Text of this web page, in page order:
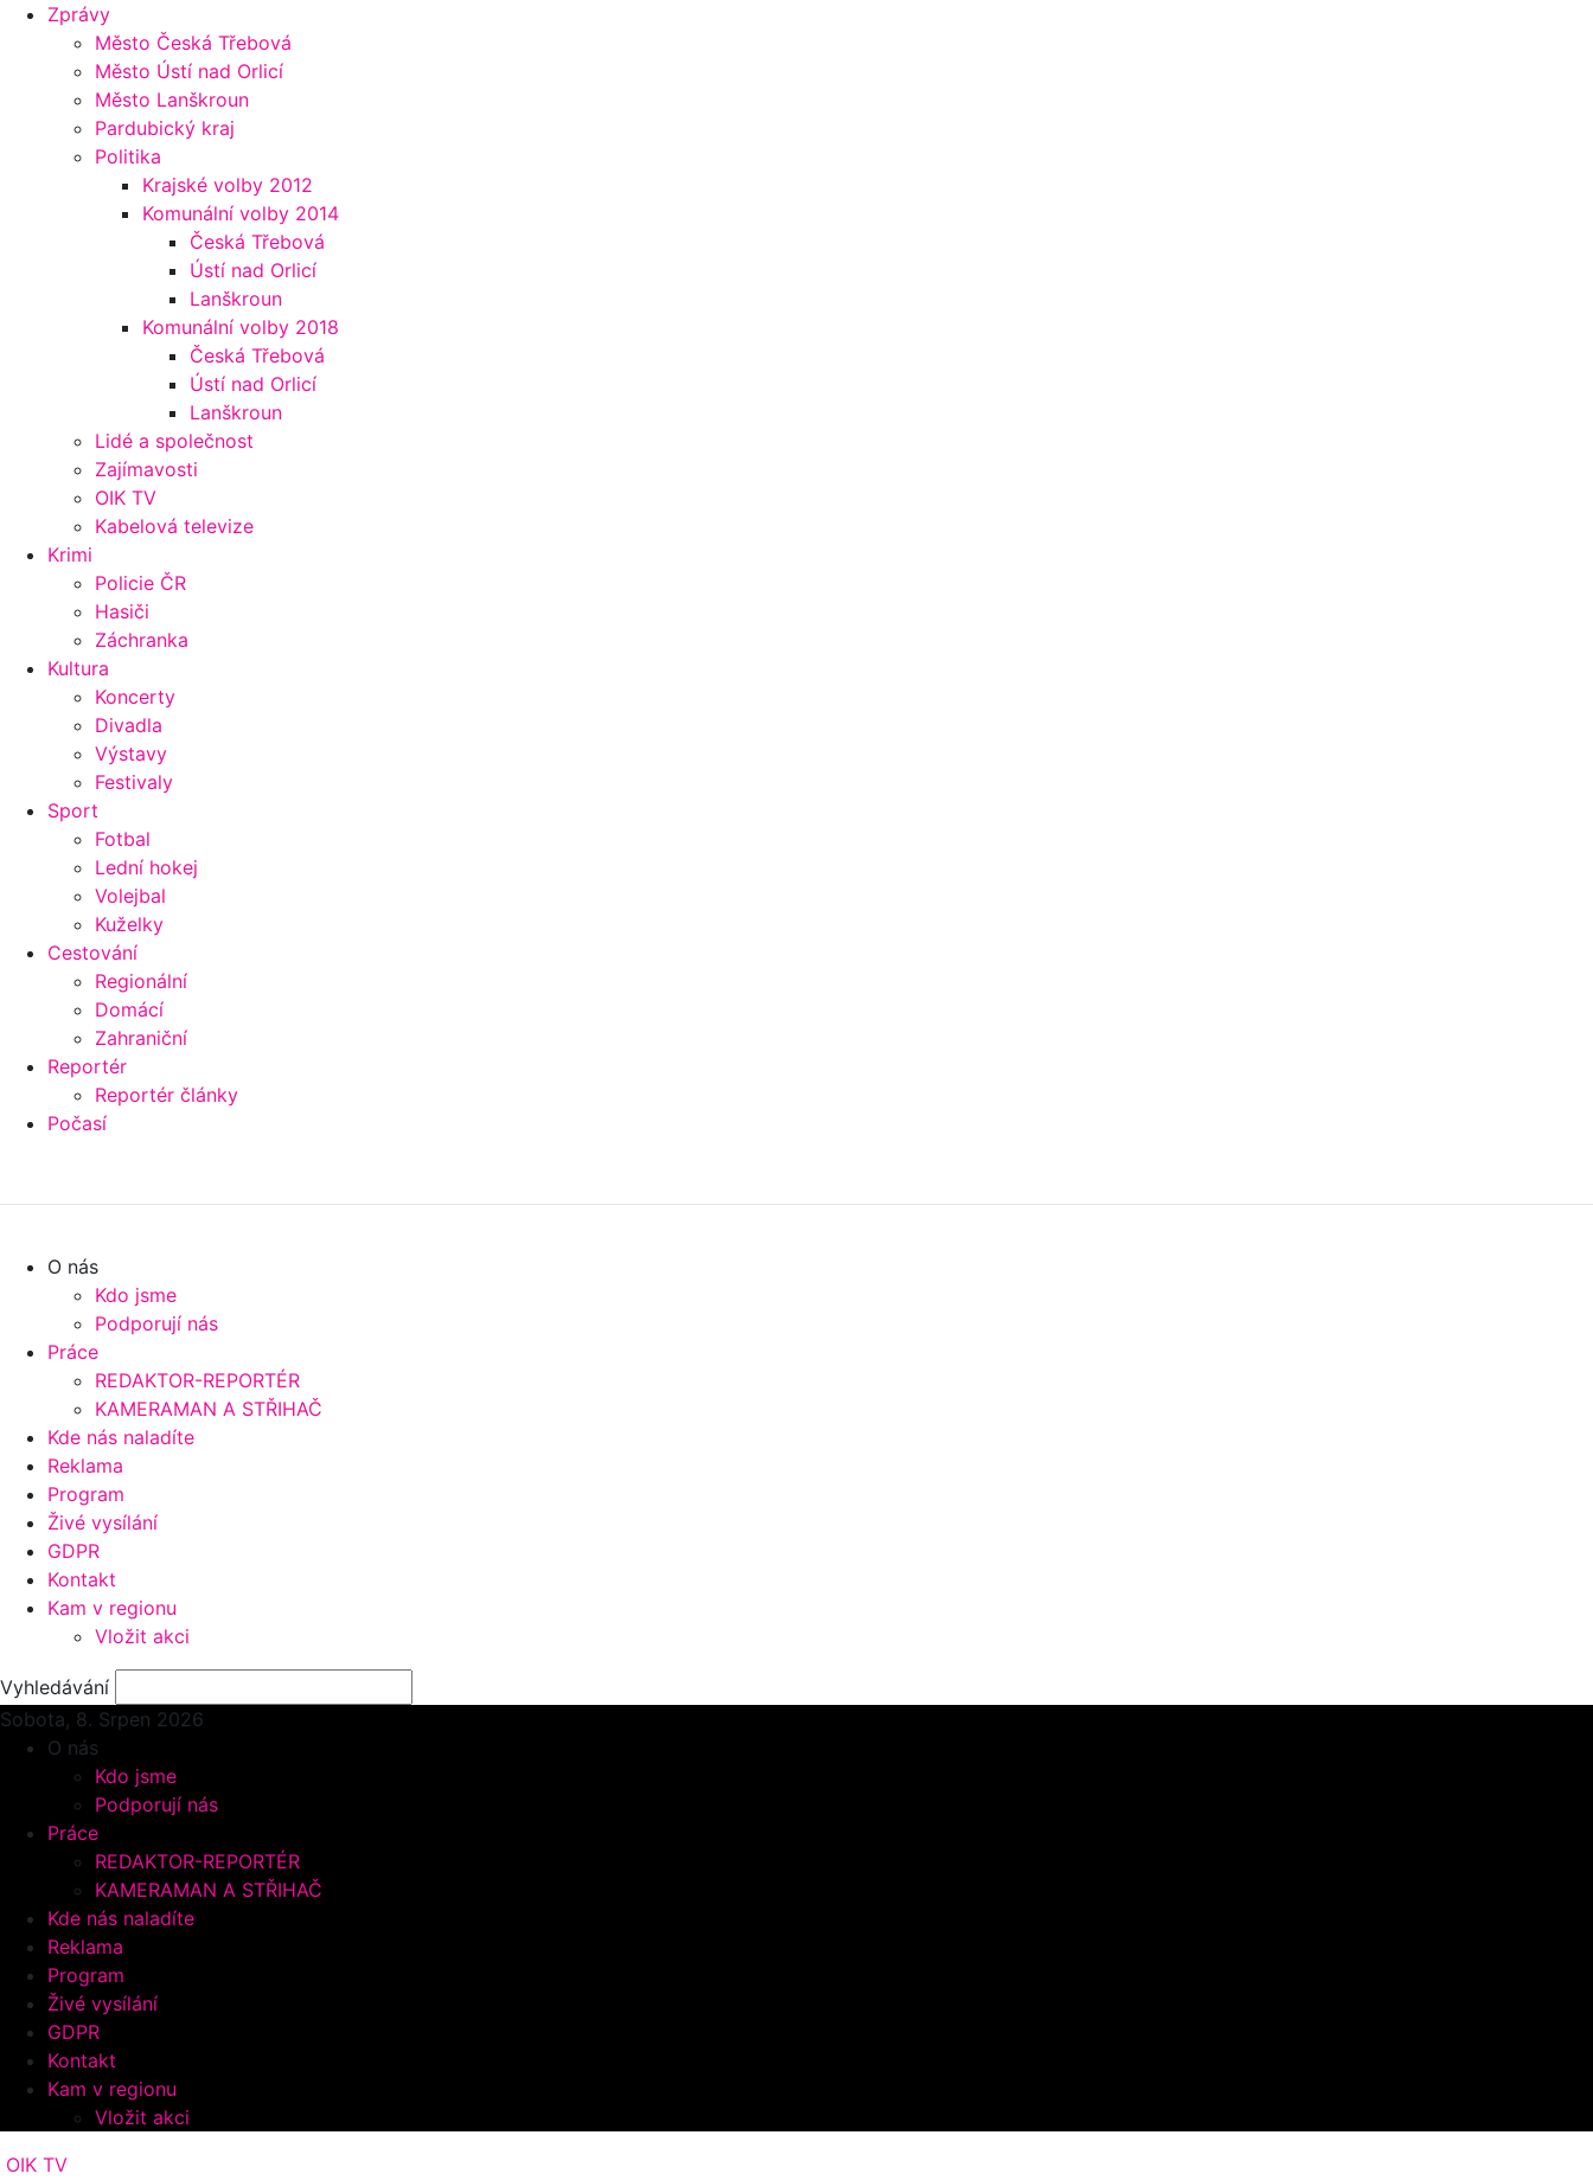
Zprávy
Město Česká Třebová
Město Ústí nad Orlicí
Město Lanškroun
Pardubický kraj
Politika
Krajské volby 2012
Komunální volby 2014
Česká Třebová
Ústí nad Orlicí
Lanškroun
Komunální volby 2018
Česká Třebová
Ústí nad Orlicí
Lanškroun
Lidé a společnost
Zajímavosti
OIK TV
Kabelová televize
Krimi
Policie ČR
Hasiči
Záchranka
Kultura
Koncerty
Divadla
Výstavy
Festivaly
Sport
Fotbal
Lední hokej
Volejbal
Kuželky
Cestování
Regionální
Domácí
Zahraniční
Reportér
Reportér články
Počasí
O nás
Kdo jsme
Podporují nás
Práce
REDAKTOR-REPORTÉR
KAMERAMAN A STŘIHAČ
Kde nás naladíte
Reklama
Program
Živé vysílání
GDPR
Kontakt
Kam v regionu
Vložit akci
Vyhledávání
Sobota, 8. Srpen 2026
O nás
Kdo jsme
Podporují nás
Práce
REDAKTOR-REPORTÉR
KAMERAMAN A STŘIHAČ
Kde nás naladíte
Reklama
Program
Živé vysílání
GDPR
Kontakt
Kam v regionu
Vložit akci
OIK TV